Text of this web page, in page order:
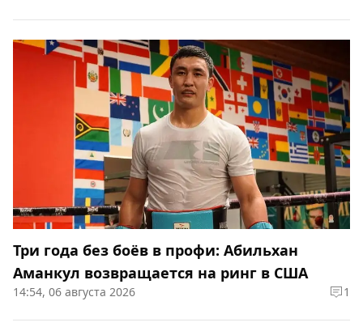
Три года без боёв в профи: Абильхан
Аманкул возвращается на ринг в США
14:54, 06 августа 2026 1